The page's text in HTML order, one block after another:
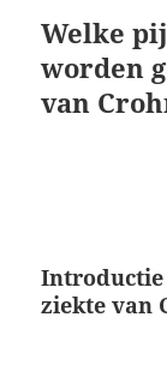
Welke
worden
van
ziekte van